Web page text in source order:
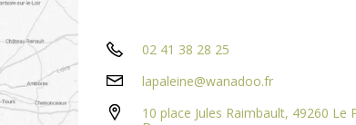
02 41 38 28 25
lapaleine@wanadoo.fr
10 place Jules Raimbault, 49260 Le